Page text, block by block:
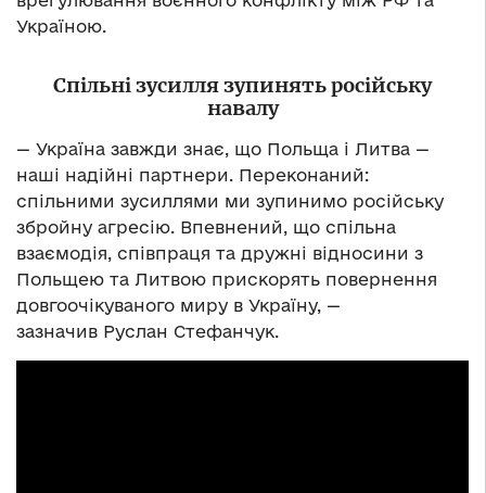
Україною.
Спільні зусилля зупинять російську
навалу
— Україна завжди знає, що Польща і Литва —
наші надійні партнери. Переконаний:
спільними зусиллями ми зупинимо російську
збройну агресію. Впевнений, що спільна
взаємодія, співпраця та дружні відносини з
Польщею та Литвою прискорять повернення
довгоочікуваного миру в Україну, —
зазначив Руслан Стефанчук.